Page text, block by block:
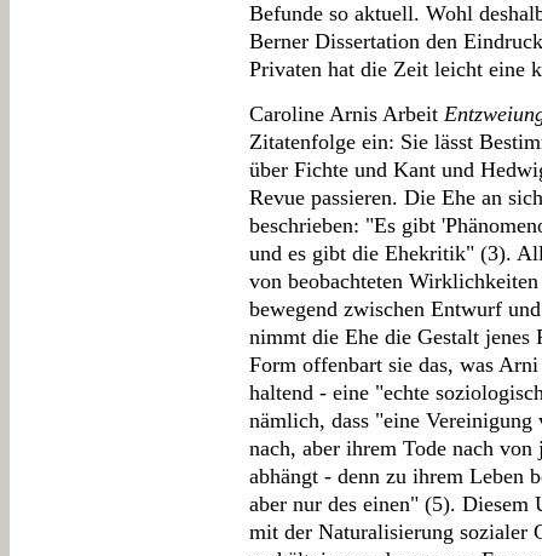
Befunde so aktuell. Wohl
Berner Dissertation den
Privaten hat die Zeit leicht eine
Caroline Arnis Arbeit
Zitatenfolge ein: Sie lässt
über Fichte und Kant und
Revue passieren. Die Ehe an
beschrieben: "Es gibt
und es gibt die Ehekritik" (3).
von beobachteten
bewegend zwischen Entwurf
nimmt die Ehe die Gestalt jenes
Form offenbart sie das, was
haltend - eine "echte
nämlich, dass "eine
nach, aber ihrem Tode nach
abhängt - denn zu ihrem Leben
aber nur des einen" (5). Diesem
mit der Naturalisierung sozialer